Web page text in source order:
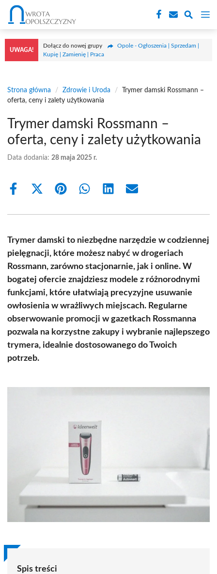
Przejdź
treści
UWAGA!
Dołącz do nowej grupy
Opole - Ogłoszenia | Sprzedam |
Kupię | Zamienię | Praca
Strona główna / Zdrowie i Uroda /
Trymer damski Rossmann –
oferta, ceny i zalety użytkowania
Trymer damski Rossmann –
oferta, ceny i zalety użytkowania
Data dodania: 28 maja 2025 r.
Share
Share
(Twitter)
Share Share Share Share
Trymer damski to niezbędne narzędzie w codziennej
pielęgnacji, które możesz nabyć w drogeriach
Rossmann, zarówno stacjonarnie, jak i online. W
bogatej ofercie znajdziesz modele z różnorodnymi
funkcjami, które ułatwiają precyzyjne usuwanie
owłosienia w wrażliwych miejscach. Regularne
obserwowanie promocji w gazetkach Rossmanna
pozwala na korzystne zakupy i wybranie najlepszego
trymera, idealnie dostosowanego do Twoich
potrzeb.
Spis treści